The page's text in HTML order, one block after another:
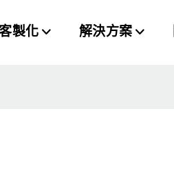
製化 解決方案